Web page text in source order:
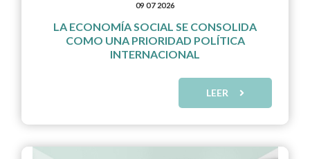
09 07 2026
LA ECONOMÍA SOCIAL SE CONSOLIDA
COMO UNA PRIORIDAD POLÍTICA
INTERNACIONAL
LEER